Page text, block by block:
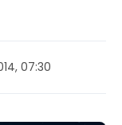
07:30